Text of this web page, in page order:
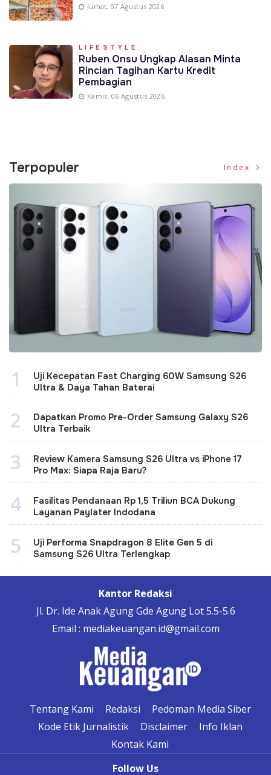
Jumat, 07 Agustus 2026
LIFESTYLE
Ruben Onsu Ungkap Alasan Minta
Rincian Tagihan Kartu Kredit
Pembagian
Kamis, 06 Agustus 2026
Terpopuler Index
1
Uji Kecepatan Fast Charging 60W Samsung S26
Ultra & Daya Tahan Baterai
2
Dapatkan Promo Pre-Order Samsung Galaxy S26
Ultra Terbaik
3
Review Kamera Samsung S26 Ultra vs iPhone 17
Pro Max: Siapa Raja Baru?
4
Fasilitas Pendanaan Rp 1,5 Triliun BCA Dukung
Layanan Paylater Indodana
5
Uji Performa Snapdragon 8 Elite Gen 5 di
Samsung S26 Ultra Terlengkap
Kantor Redaksi
Jl. Dr. Ide Anak Agung Gde Agung Lot 5.5-5.6
Email : mediakeuangan.id@gmail.com
Tentang Kami Redaksi
Pedoman Media Siber
Kode Etik Jurnalistik
Disclaimer
Info Iklan
Kontak Kami
Follow Us